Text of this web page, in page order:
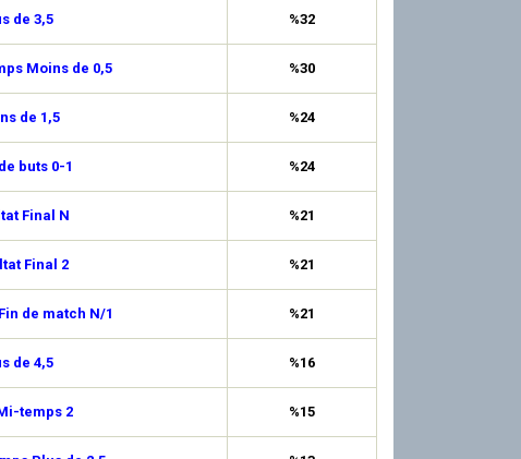
de 3,5 %32
Moins de 0,5 %30
de 1,5 %24
buts 0-1 %24
Final N %21
Final 2 %21
de match N/1 %21
de 4,5 %16
temps 2 %15